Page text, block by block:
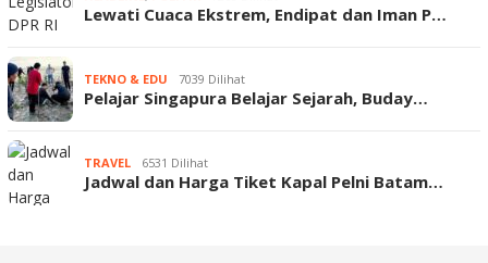
Lewati Cuaca Ekstrem, Endipat dan Iman P…
TEKNO & EDU 7039 Dilihat
Pelajar Singapura Belajar Sejarah, Buday…
TRAVEL 6531 Dilihat
Jadwal dan Harga Tiket Kapal Pelni Batam…